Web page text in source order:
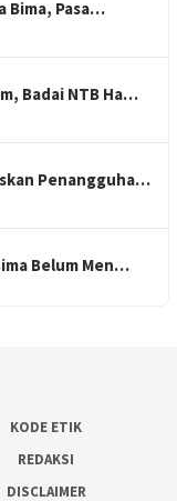
Bima, Pasa…
Badai NTB Ha…
Penangguha…
Belum Men…
KODE ETIK
REDAKSI
DISCLAIMER